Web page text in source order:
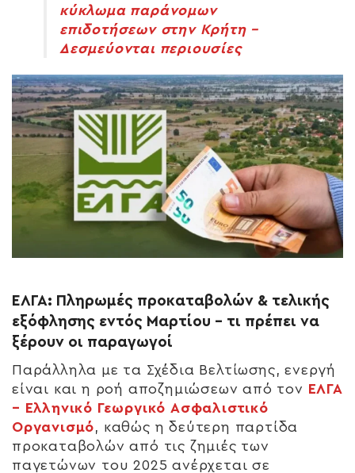
κύκλωμα παράνομων
επιδοτήσεων στην Κρήτη –
Δεσμεύονται περιουσίες
ΕΛΓΑ: Πληρωμές προκαταβολών & τελικής
εξόφλησης εντός Μαρτίου – τι πρέπει να
ξέρουν οι παραγωγοί
Παράλληλα με τα Σχέδια Βελτίωσης, ενεργή
είναι και η ροή αποζημιώσεων από τον ΕΛΓΑ
– Ελληνικό Γεωργικό Ασφαλιστικό
Οργανισμό, καθώς η δεύτερη παρτίδα
προκαταβολών από τις ζημιές των
παγετώνων του 2025 ανέρχεται σε